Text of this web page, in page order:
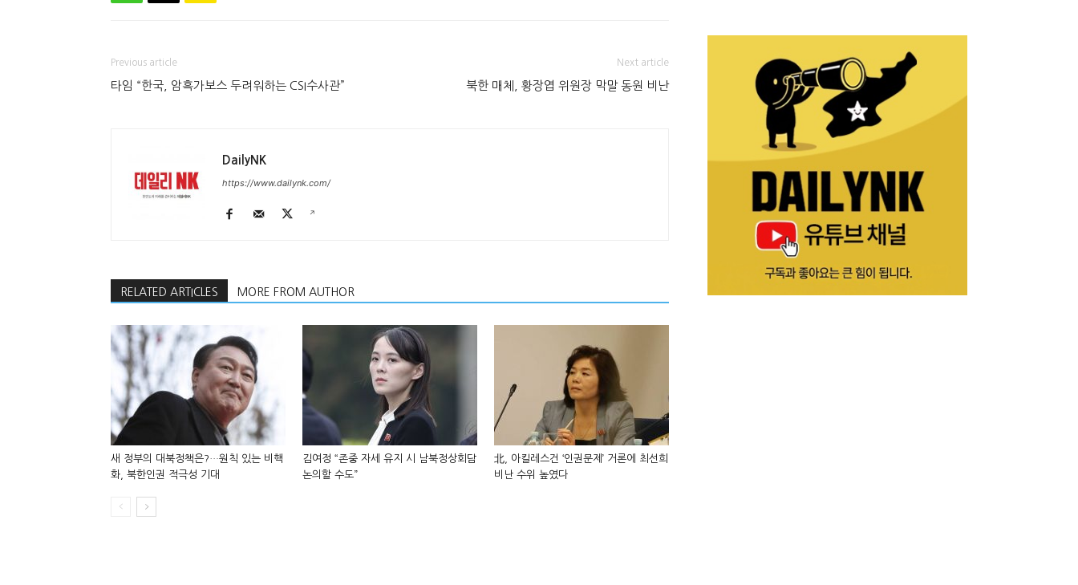
Previous article
타임 “한국, 암흑가보스 두려워하는 CSI수사관”
Next article
북한 매체, 황장엽 위원장 막말 동원 비난
DailyNK
https://www.dailynk.com/
RELATED ARTICLES MORE FROM AUTHOR
새 정부의 대북정책은?…원칙 있는 비핵
화, 북한인권 적극성 기대
김여정 “존중 자세 유지 시 남북정상회담
논의할 수도”
北, 아킬레스건 ‘인권문제’ 거론에 최선희
비난 수위 높였다